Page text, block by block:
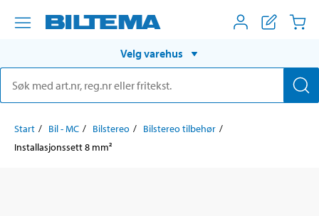
Velg varehus
Start Bil - MC Bilstereo
Bilstereo tilbehør
Installasjonssett 8 mm²